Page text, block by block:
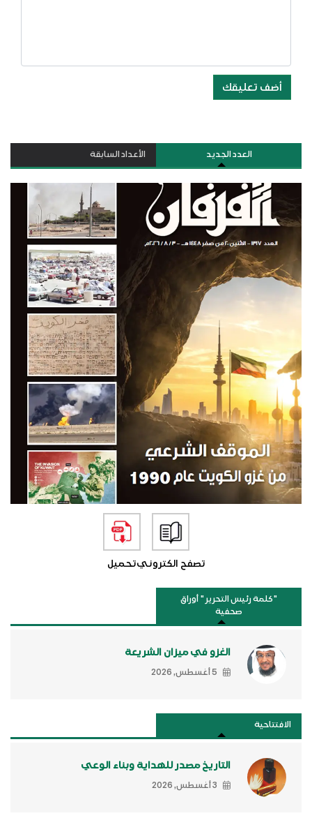
أضف تعليقك
العدد الجديد الأعداد السابقة
تصفح الكترونيتحميل
"كلمة رئيس التحرير " أوراق
صحفية
الغزو في ميزان الشريعة
5 أغسطس, 2026
الافتتاحية
التاريخ مصدر للهداية وبناء الوعي
3 أغسطس, 2026